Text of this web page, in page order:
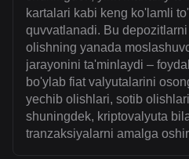
kartalari kabi keng ko'lamli
quvvatlanadi. Bu
olishning yanada
jarayonini ta'minlaydi –
bo'ylab fiat valyutalarini
yechib olishlari, sotib
shuningdek, kriptovalyuta
tranzaksiyalarni amalga